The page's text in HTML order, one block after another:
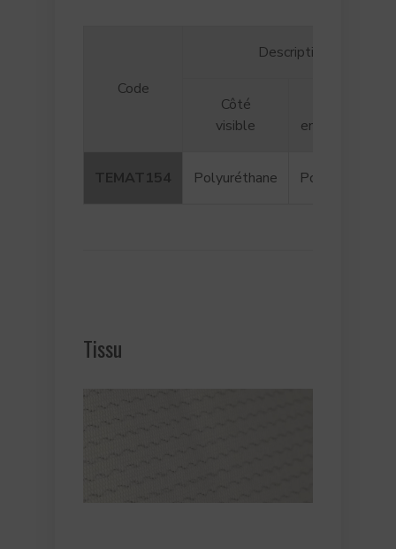
Code
Description du
Côté
visible
en textile
TEMAT154 Polyuréthane Polyester
Tissu